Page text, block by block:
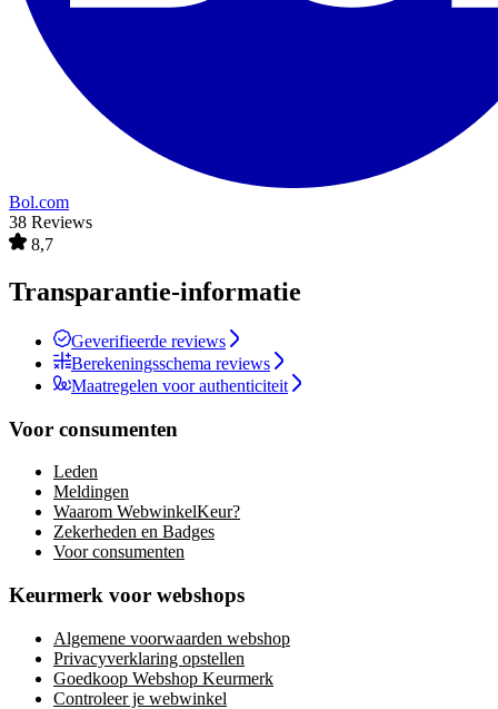
Bol.com
38 Reviews
8,7
Transparantie-informatie
Geverifieerde reviews
Berekeningsschema reviews
Maatregelen voor authenticiteit
Voor consumenten
Leden
Meldingen
Waarom WebwinkelKeur?
Zekerheden en Badges
Voor consumenten
Keurmerk voor webshops
Algemene voorwaarden webshop
Privacyverklaring opstellen
Goedkoop Webshop Keurmerk
Controleer je webwinkel